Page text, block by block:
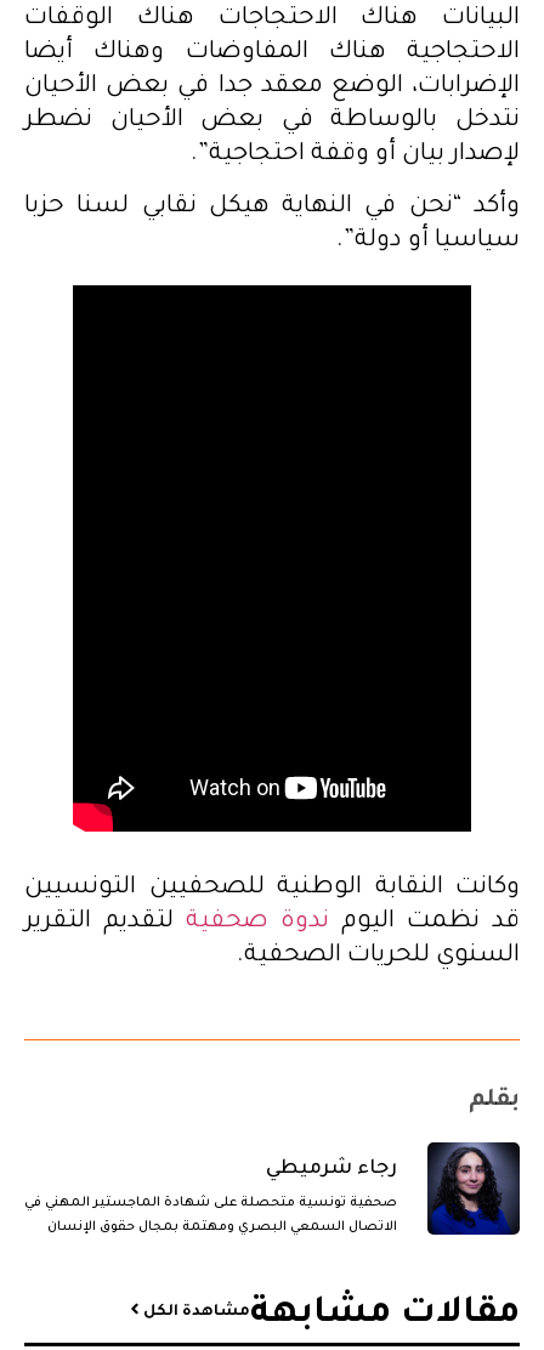
البيانات هناك الاحتجاجات هناك الوقفات
الاحتجاجية هناك المفاوضات وهناك أيضا
الإضرابات، الوضع معقد جدا في بعض الأحيان
نتدخل بالوساطة في بعض الأحيان نضطر
لإصدار بيان أو وقفة احتجاجية”.
وأكد “نحن في النهاية هيكل نقابي لسنا حزبا
سياسيا أو دولة”.
وكانت النقابة الوطنية للصحفيين التونسيين
قد نظمت اليوم ندوة صحفية لتقديم التقرير
السنوي للحريات الصحفية.
بقلم
رجاء شرميطي
صحفية تونسية متحصلة على شهادة الماجستير المهني في
الاتصال السمعي البصري ومهتمة بمجال حقوق الإنسان
مقالات مشابهة​مشاهدة الكل